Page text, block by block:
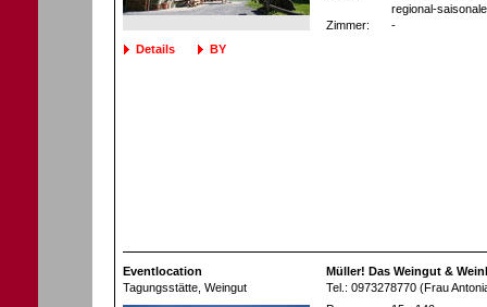
Details BY
regional-
Zimmer:
-
Eventlocation
Tagungsstätte , Weingut
Müller! Das Weingut &
Tel.: 0973278770 (Frau